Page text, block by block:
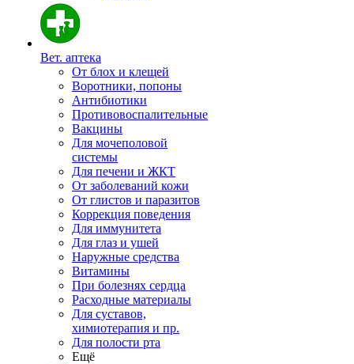
Вет. аптека
От блох и клещей
Воротники, попоны
Антибиотики
Противовоспалительные
Вакцины
Для мочеполовой
системы
Для печени и ЖКТ
От заболеваний кожи
От глистов и паразитов
Коррекция поведения
Для иммунитета
Для глаз и ушей
Наружные средства
Витамины
При болезнях сердца
Расходные материалы
Для суставов,
химиотерапия и пр.
Для полости рта
Ещё